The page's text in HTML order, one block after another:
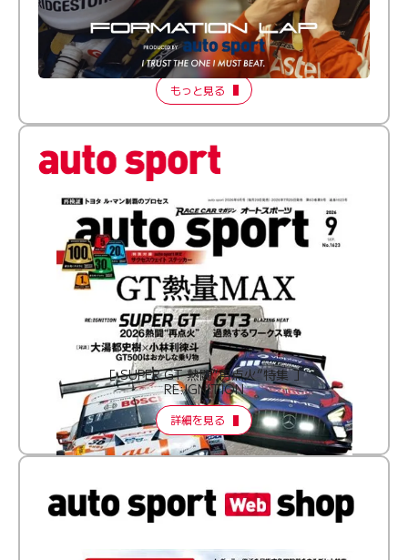
倒す相手を、信じてる。小林利徠斗 × 野村勇斗
【FORMATION LAP Produced by auto sport】
2026 Episode 2
もっと見る
［ SUPER GT 熱闘“再点火”特集 ］
RE:IGNITION
詳細を見る